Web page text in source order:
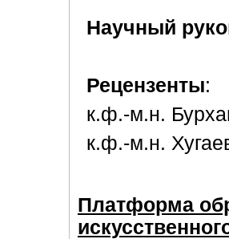
Научный
Рецензенты:
к.ф.-м.н.
к.ф.-м.н.
Платформа